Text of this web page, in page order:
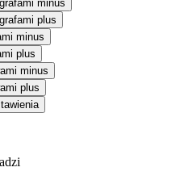
minus
plus
minus
plus
minus
plus